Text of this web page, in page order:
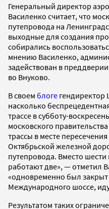
Генеральный директор
Василенко считает, что
путепровода на
выходные для создания
собирались
мнению Василенко,
задействован в
во Внуково.
В своем блоге
насколько
трассе в субботу-
московского
трассы в месте
Октябрьской железной
путепровода. Вместо
работают две», — отметил
«одновременно был
Международного шоссе,
Результатом таких